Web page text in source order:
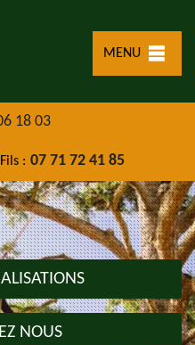
MENU
18 03
Fils : 07 71 72 41 85
NOUS